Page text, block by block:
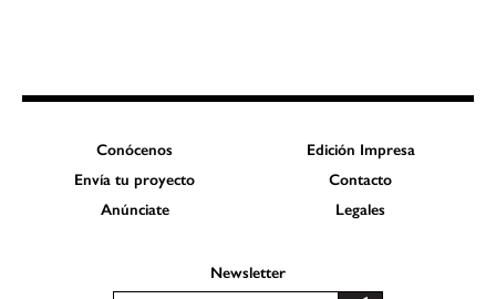
Conócenos
Edición Impresa
Envía tu proyecto
Contacto
Anúnciate
Legales
Newsletter